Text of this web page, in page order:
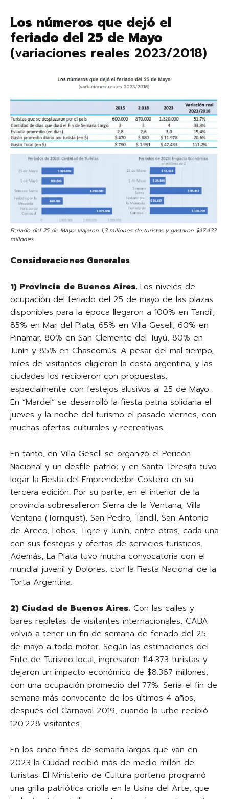
Los números que dejó el
feriado del 25 de Mayo
(variaciones reales 2023/2018)
Feriado del 25 de Mayo: viajaron 1,3 millones de turistas y gastaron $47.433
millones
Consideraciones Generales
1) Provincia de Buenos Aires. Los niveles de
ocupación del feriado del 25 de mayo de las plazas
disponibles para la época llegaron a 100% en Tandil,
85% en Mar del Plata, 65% en Villa Gesell, 60% en
Pinamar, 80% en San Clemente del Tuyú, 80% en
Junín y 85% en Chascomús. A pesar del mal tiempo,
miles de visitantes eligieron la costa argentina, y las
ciudades los recibieron con propuestas,
especialmente con festejos alusivos al 25 de Mayo.
En “Mardel” se desarrolló la fiesta patria solidaria el
jueves y la noche del turismo el pasado viernes, con
muchas ofertas culturales y recreativas.
En tanto, en Villa Gesell se organizó el Pericón
Nacional y un desfile patrio; y en Santa Teresita tuvo
logar la Fiesta del Emprendedor Costero en su
tercera edición. Por su parte, en el interior de la
provincia sobresalieron Sierra de la Ventana, Villa
Ventana (Tornquist), San Pedro, Tandil, San Antonio
de Areco, Lobos, Tigre y Junín, entre otras, cada una
con sus festejos y ofertas de servicios turísticos.
Además, La Plata tuvo mucha convocatoria con el
mundial juvenil y Dolores, con la Fiesta Nacional de la
Torta Argentina.
2) Ciudad de Buenos Aires. Con las calles y
bares repletas de visitantes internacionales, CABA
volvió a tener un fin de semana de feriado del 25
de mayo a todo motor. Según las estimaciones del
Ente de Turismo local, ingresaron 114.373 turistas y
dejaron un impacto económico de $8.367 millones,
con una ocupación promedio del 77%. Sería el fin de
semana más convocante de los últimos 4 años,
después del Carnaval 2019, cuando la urbe recibió
120.228 visitantes.
En los cinco fines de semana largos que van en
2023 la Ciudad recibió más de medio millón de
turistas. El Ministerio de Cultura porteño programó
una grilla patriótica criolla en la Usina del Arte, que